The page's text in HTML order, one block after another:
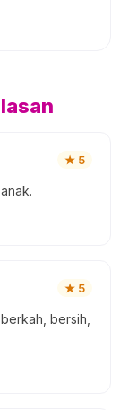
★ 5
★ 5
bersih,